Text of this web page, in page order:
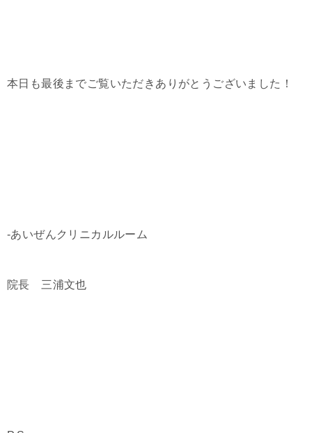
本日も最後までご覧いただきありがとうございました！
-あいぜんクリニカルルーム
院長 三浦文也